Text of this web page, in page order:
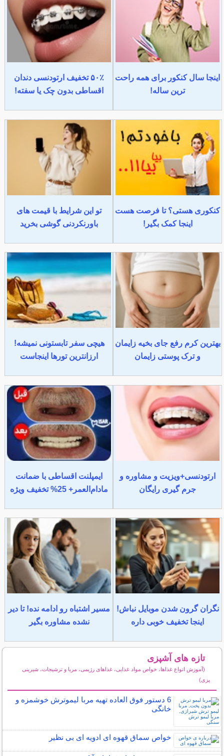
اینجا سال کنکور برای همه راحت
ترین ساله!
۵۰٪ تخفیف ارتودنسی دندان
اقساطی بدون چک یا سفته!
کنکوری هستی؟ تا فرصت هست
اینجا کمک بگیر!
تو این شرایط با قیمت های
باورنکردنی گوشی بخرید
بهترین کرم رفع جای بخیه زایمان
و ترک پوستی زایمان
هیچی سفر تابستونی نمیشه!
ارزانترین تورها اینجاست
ارتودنسی+ویزیت و مشاوره و
جرم گیری رایگان
ایمپلنت اقساطی با ضمانت
مادام‌العمر+ 25% تخفیف ویژه
نگران گرون شدن موبایل نباش!
اینجا تخفیف خوبی داره
مسیر اشتباه رو ادامه نده! تا دیر
نشده مشاوره بگیر
تازه های آشپزی
(آموزش انواع غذاها، خواص مواد غذایی، غذاهای رژیمی، مربا و ترشیجات، شیرینی
پزی)
6 دستور فوق العاده تهیه مربا لیموترش خوشمزه و
خانگی
خواص سماق قهوه ای ادویه ای بی نظیر